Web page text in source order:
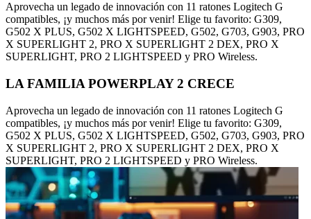
Aprovecha un legado de innovación con 11 ratones Logitech G
compatibles, ¡y muchos más por venir! Elige tu favorito: G309,
G502 X PLUS, G502 X LIGHTSPEED, G502, G703, G903, PRO
X SUPERLIGHT 2, PRO X SUPERLIGHT 2 DEX, PRO X
SUPERLIGHT, PRO 2 LIGHTSPEED y PRO Wireless.
LA FAMILIA POWERPLAY 2 CRECE
Aprovecha un legado de innovación con 11 ratones Logitech G
compatibles, ¡y muchos más por venir! Elige tu favorito: G309,
G502 X PLUS, G502 X LIGHTSPEED, G502, G703, G903, PRO
X SUPERLIGHT 2, PRO X SUPERLIGHT 2 DEX, PRO X
SUPERLIGHT, PRO 2 LIGHTSPEED y PRO Wireless.